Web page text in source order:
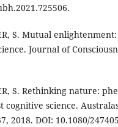
S. Mutual
Journal of
S. Rethinking nature:
cognitive science.
2018. DOI: 10.1080/